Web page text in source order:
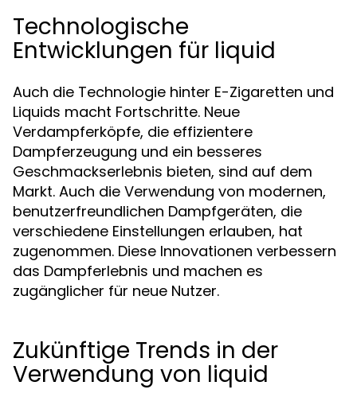
Technologische
Entwicklungen für liquid
Auch die Technologie hinter E-Zigaretten und
Liquids macht Fortschritte. Neue
Verdampferköpfe, die effizientere
Dampferzeugung und ein besseres
Geschmackserlebnis bieten, sind auf dem
Markt. Auch die Verwendung von modernen,
benutzerfreundlichen Dampfgeräten, die
verschiedene Einstellungen erlauben, hat
zugenommen. Diese Innovationen verbessern
das Dampferlebnis und machen es
zugänglicher für neue Nutzer.
Zukünftige Trends in der
Verwendung von liquid